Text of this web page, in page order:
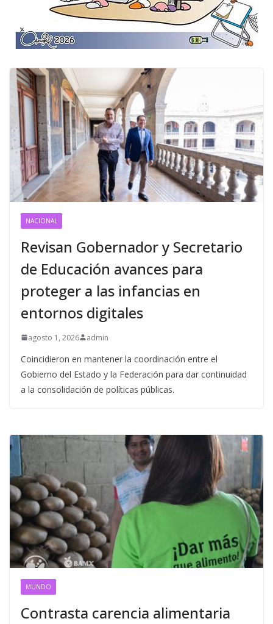
NACIONAL
Revisan Gobernador y Secretario
de Educación avances para
proteger a las infancias en
entornos digitales
agosto 1, 2026 admin
Coincidieron en mantener la coordinación entre el
Gobierno del Estado y la Federación para dar continuidad
a la consolidación de políticas públicas.
MUNDO
Contrasta carencia alimentaria